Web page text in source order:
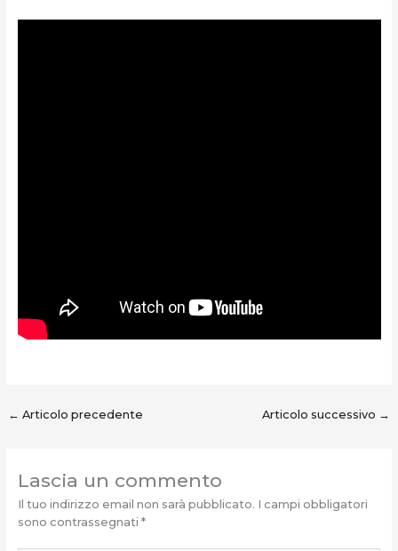
← Articolo precedente Articolo successivo →
Lascia un commento
Il tuo indirizzo email non sarà pubblicato. I campi obbligatori
sono contrassegnati *